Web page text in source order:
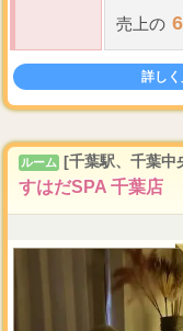
売上の
（当サ
酬率最大
ノルマ
詳しく
ルーム [千葉駅、千葉中
すはだSPA 千葉店